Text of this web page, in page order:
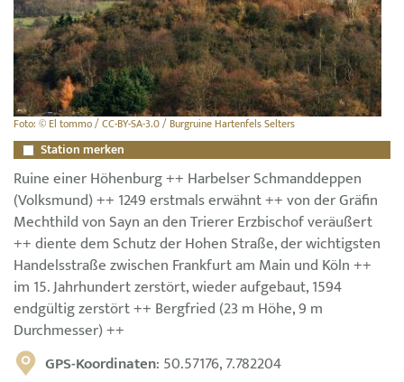
Foto: © El tommo / CC-BY-SA-3.0 / Burgruine Hartenfels Selters
Station merken
Ruine einer Höhenburg ++ Harbelser Schmanddeppen
(Volksmund) ++ 1249 erstmals erwähnt ++ von der Gräfin
Mechthild von Sayn an den Trierer Erzbischof veräußert
++ diente dem Schutz der Hohen Straße, der wichtigsten
Handelsstraße zwischen Frankfurt am Main und Köln ++
im 15. Jahrhundert zerstört, wieder aufgebaut, 1594
endgültig zerstört ++ Bergfried (23 m Höhe, 9 m
Durchmesser) ++
GPS-Koordinaten: 50.57176, 7.782204